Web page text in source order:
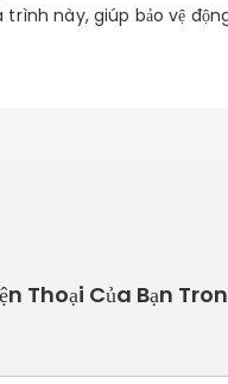
này, giúp bảo vệ
Thoại Của Bạn